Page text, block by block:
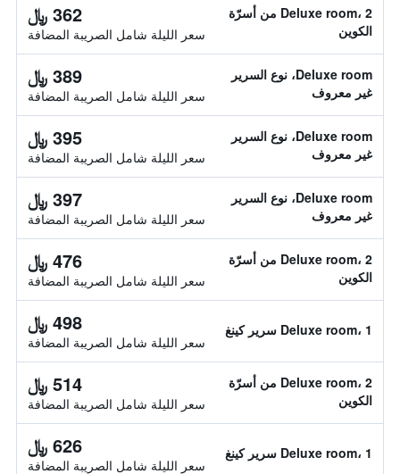
Deluxe room، 2 من أسرّة
الكوين
362 ﷼
سعر الليلة شامل الصريبة المضافة
Deluxe room، نوع السرير
غير معروف
389 ﷼
سعر الليلة شامل الصريبة المضافة
Deluxe room، نوع السرير
غير معروف
395 ﷼
سعر الليلة شامل الصريبة المضافة
Deluxe room، نوع السرير
غير معروف
397 ﷼
سعر الليلة شامل الصريبة المضافة
Deluxe room، 2 من أسرّة
الكوين
476 ﷼
سعر الليلة شامل الصريبة المضافة
Deluxe room، 1 سرير كينغ 498 ﷼
سعر الليلة شامل الصريبة المضافة
Deluxe room، 2 من أسرّة
الكوين
514 ﷼
سعر الليلة شامل الصريبة المضافة
Deluxe room، 1 سرير كينغ 626 ﷼
سعر الليلة شامل الصريبة المضافة